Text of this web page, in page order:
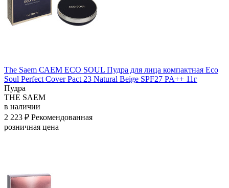
The Saem САЕМ ECO SOUL Пудра для лица компактная Eco
Soul Perfect Cover Pact 23 Natural Beige SPF27 PA++ 11г
Пудра
THE SAEM
в наличии
2 223 ₽ Рекомендованная
розничная цена